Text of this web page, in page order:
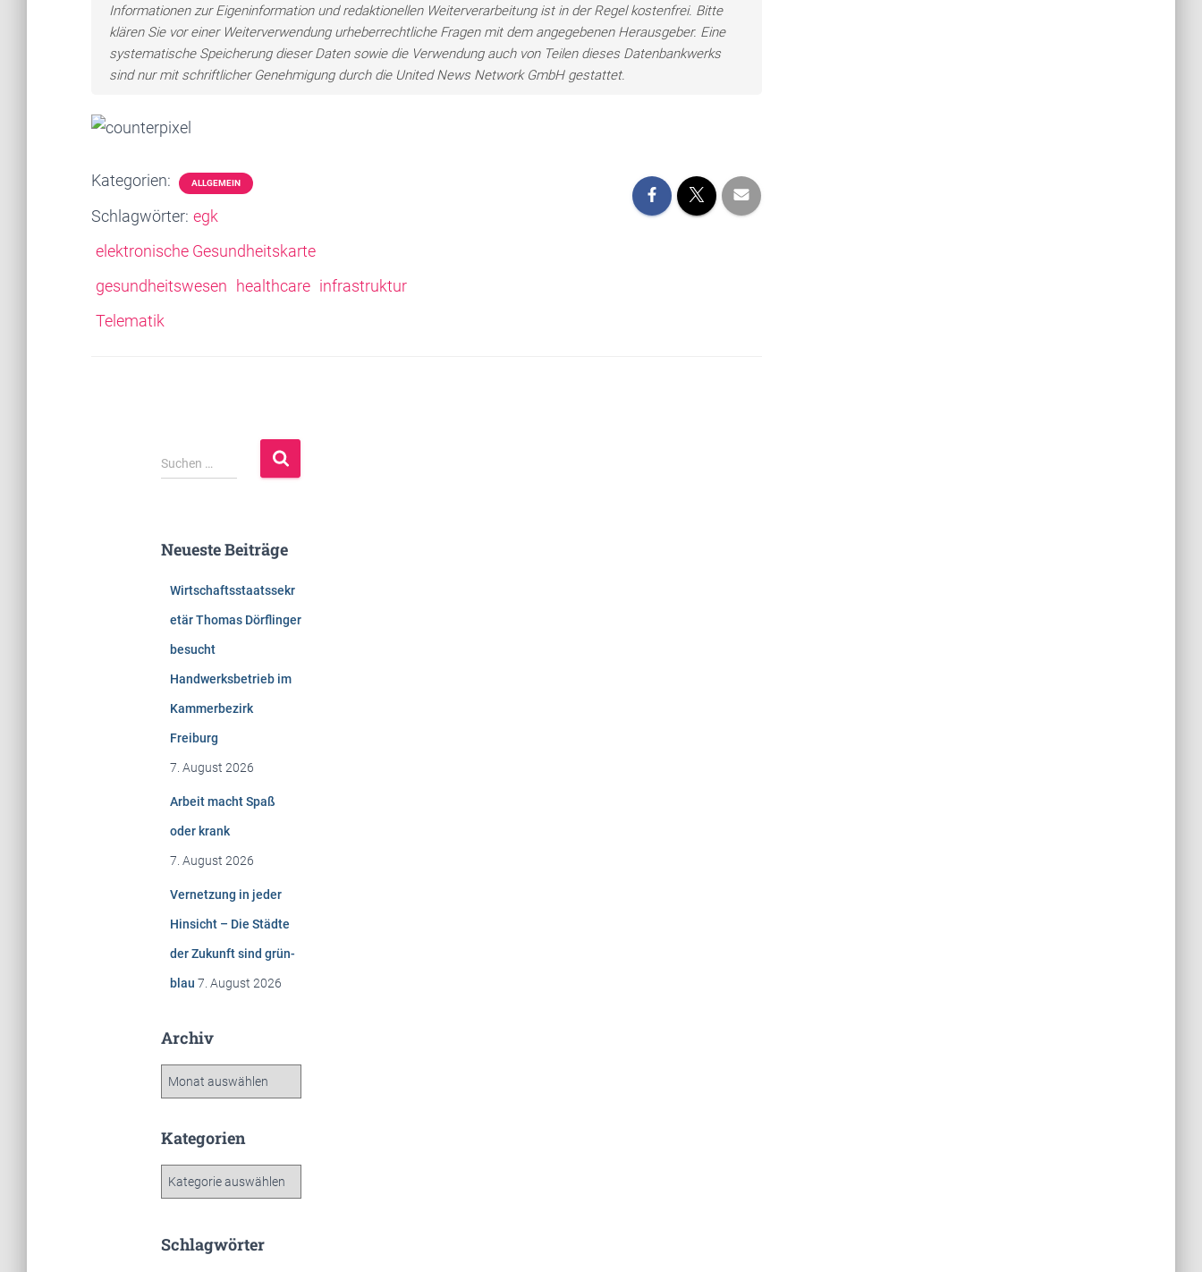
Informationen zur Eigeninformation und redaktionellen Weiterverarbeitung ist in der Regel kostenfrei. Bitte
klären Sie vor einer Weiterverwendung urheberrechtliche Fragen mit dem angegebenen Herausgeber. Eine
systematische Speicherung dieser Daten sowie die Verwendung auch von Teilen dieses Datenbankwerks
sind nur mit schriftlicher Genehmigung durch die United News Network GmbH gestattet.
Kategorien: ALLGEMEIN
Schlagwörter: egk
elektronische Gesundheitskarte
gesundheitswesen healthcare infrastruktur
Telematik
S
u
n
Suchen …
Neueste Beiträge
Wirtschaftsstaatssekr
etär Thomas Dörflinger
besucht
Handwerksbetrieb im
Kammerbezirk
Freiburg
7. August 2026
Arbeit macht Spaß
oder krank
7. August 2026
Vernetzung in jeder
Hinsicht – Die Städte
der Zukunft sind grün-
blau 7. August 2026
Archiv
h
Kategorien
g
Schlagwörter